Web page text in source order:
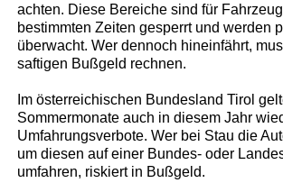
achten. Diese Bereiche sind für
bestimmten Zeiten gesperrt und werden
überwacht. Wer dennoch hineinfährt,
saftigen Bußgeld rechnen.
Im österreichischen Bundesland Tirol
Sommermonate auch in diesem Jahr
Umfahrungsverbote. Wer bei Stau die
um diesen auf einer Bundes- oder
umfahren, riskiert in Bußgeld.